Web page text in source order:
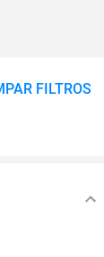
FILTROS